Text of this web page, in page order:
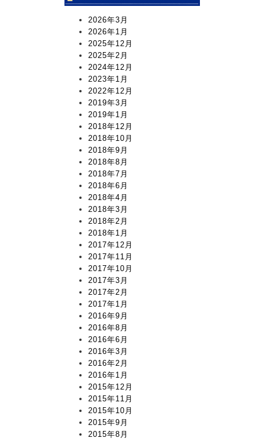
2026年3月
2026年1月
2025年12月
2025年2月
2024年12月
2023年1月
2022年12月
2019年3月
2019年1月
2018年12月
2018年10月
2018年9月
2018年8月
2018年7月
2018年6月
2018年4月
2018年3月
2018年2月
2018年1月
2017年12月
2017年11月
2017年10月
2017年3月
2017年2月
2017年1月
2016年9月
2016年8月
2016年6月
2016年3月
2016年2月
2016年1月
2015年12月
2015年11月
2015年10月
2015年9月
2015年8月